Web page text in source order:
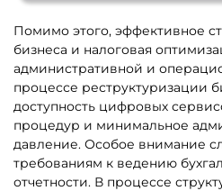
Помимо этого, эффективное
бизнеса и налоговая
административной и
процессе реструктуризации
доступность цифровых
процедур и минимальное
давление. Особое внимание
требованиям к ведению
отчетности. В процессе